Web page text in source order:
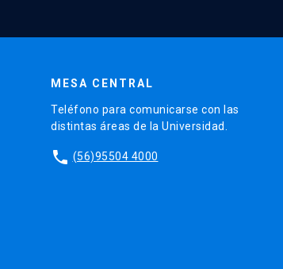
MESA CENTRAL
Teléfono para comunicarse con las
distintas áreas de la Universidad.
phone (56)95504 4000